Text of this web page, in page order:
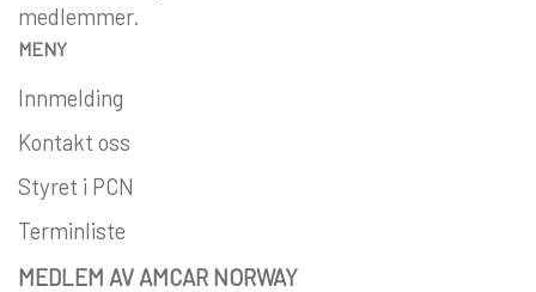
medlemmer.
MENY
Innmelding
Kontakt oss
Styret i PCN
Terminliste
MEDLEM AV AMCAR NORWAY